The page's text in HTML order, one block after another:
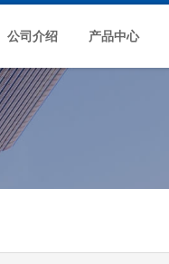
公司介绍 产品中心